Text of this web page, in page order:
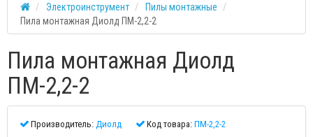
Электроинструмент
Пилы монтажные
Пила монтажная Диолд ПМ-2,2-2
Пила монтажная Диолд
ПМ-2,2-2
Производитель: Диолд Код товара: ПМ-2,2-2